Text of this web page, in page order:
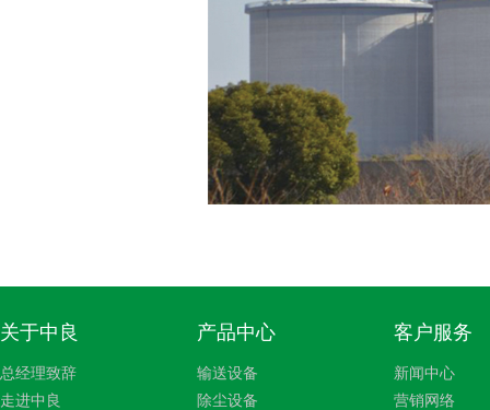
关于中良
总经理致辞
走进中良
产品中心
输送设备
除尘设备
客户服务
新闻中心
营销网络